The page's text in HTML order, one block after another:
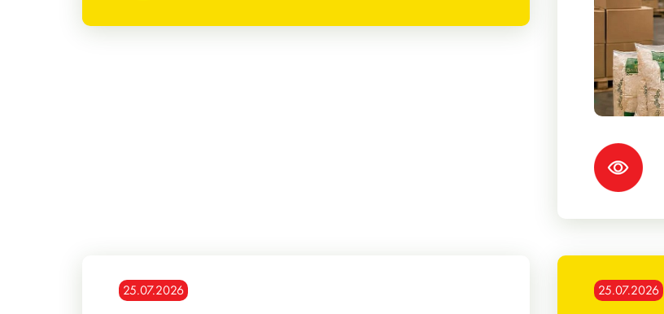
25.07.2026 25.07.2026